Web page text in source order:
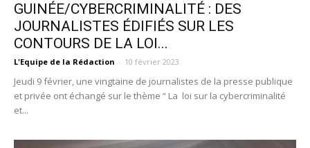
GUINÉE/CYBERCRIMINALITÉ : DES
JOURNALISTES ÉDIFIÉS SUR LES
CONTOURS DE LA LOI...
L'Equipe de la Rédaction - 10 février 2023
Jeudi 9 février, une vingtaine de journalistes de la presse publique
et privée ont échangé sur le thème “ La loi sur la cybercriminalité
et...